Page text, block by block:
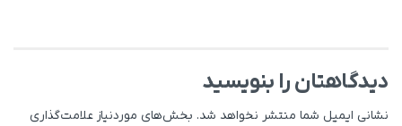
دیدگاهتان را بنویسید
نشانی ایمیل شما منتشر نخواهد شد. بخش‌های موردنیاز علامت‌گذاری